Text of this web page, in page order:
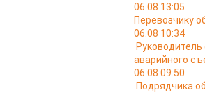
06.08 13:05
Перевозчику
06.08 10:34
аварийного
06.08 09:50
Подрядчика